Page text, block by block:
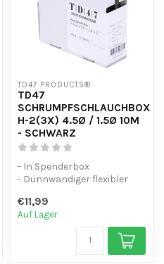
TD47 PRODUCTS®
TD47
SCHRUMPFSCHLAUCHBOX
H-2(3X) 4.5Ø / 1.5Ø 10M
- SCHWARZ
- In Spenderbox
- Dünnwandiger flexibler
- UV-beständig
€11,99
Auf Lager